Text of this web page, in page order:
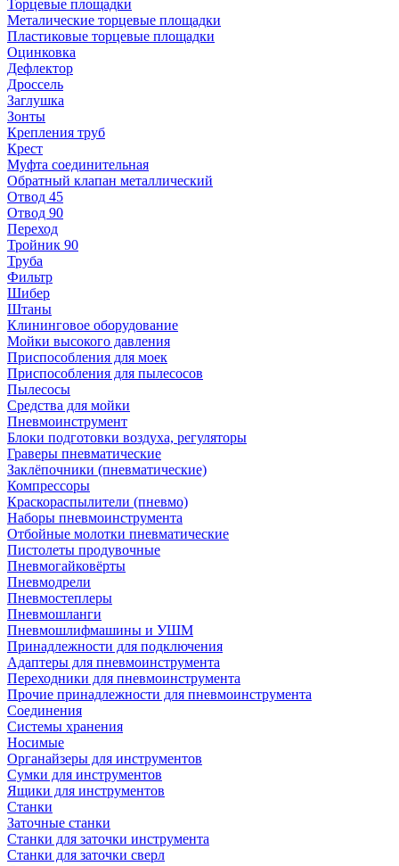
Торцевые площадки
Металические торцевые площадки
Пластиковые торцевые площадки
Оцинковка
Дефлектор
Дроссель
Заглушка
Зонты
Крепления труб
Крест
Муфта соединительная
Обратный клапан металлический
Отвод 45
Отвод 90
Переход
Тройник 90
Труба
Фильтр
Шибер
Штаны
Клининговое оборудование
Мойки высокого давления
Приспособления для моек
Приспособления для пылесосов
Пылесосы
Средства для мойки
Пневмоинструмент
Блоки подготовки воздуха, регуляторы
Граверы пневматические
Заклёпочники (пневматические)
Компрессоры
Краскораспылители (пневмо)
Наборы пневмоинструмента
Отбойные молотки пневматические
Пистолеты продувочные
Пневмогайковёрты
Пневмодрели
Пневмостеплеры
Пневмошланги
Пневмошлифмашины и УШМ
Принадлежности для подключения
Адаптеры для пневмоинструмента
Переходники для пневмоинструмента
Прочие принадлежности для пневмоинструмента
Соединения
Системы хранения
Носимые
Органайзеры для инструментов
Сумки для инструментов
Ящики для инструментов
Станки
Заточные станки
Станки для заточки инструмента
Станки для заточки сверл